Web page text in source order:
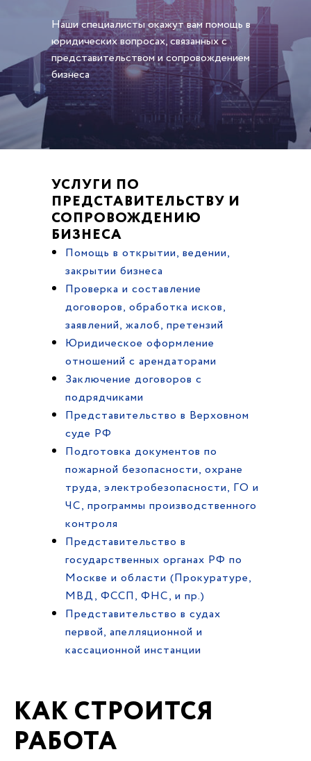
Наши специалисты окажут вам помощь в
юридических вопросах, связанных с
представительством и сопровождением
бизнеса
УСЛУГИ ПО
ПРЕДСТАВИТЕЛЬСТВУ И
СОПРОВОЖДЕНИЮ
БИЗНЕСА
Помощь в открытии, ведении,
закрытии бизнеса
Проверка и составление
договоров, обработка исков,
заявлений, жалоб, претензий
Юридическое оформление
отношений с арендаторами
Заключение договоров с
подрядчиками
Представительство в Верховном
суде РФ
Подготовка документов по
пожарной безопасности, охране
труда, электробезопасности, ГО и
ЧС, программы производственного
контроля
Представительство в
государственных органах РФ по
Москве и области (Прокуратуре,
МВД, ФССП, ФНС, и пр.)
Представительство в судах
первой, апелляционной и
кассационной инстанции
КАК СТРОИТСЯ
РАБОТА